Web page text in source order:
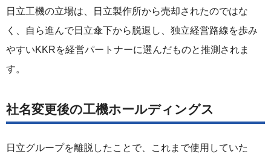
日立工機の立場は、日立製作所から売却されたのではな
く、自ら進んで日立傘下から脱退し、独立経営路線を歩み
やすいKKRを経営パートナーに選んだものと推測されま
す。
社名変更後の工機ホールディングス
日立グループを離脱したことで、これまで使用していた